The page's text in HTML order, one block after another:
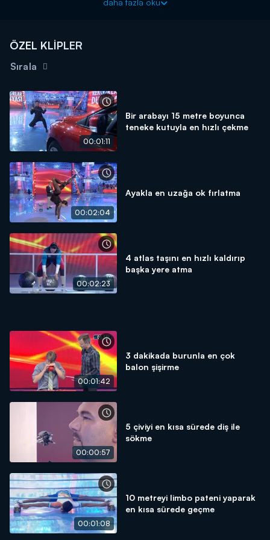
daha fazla oku
ÖZEL KLİPLER
Sırala
00:01:11
Bir arabayı 15 metre boyunca
teneke kutuyla en hızlı çekme
00:02:04
Ayakla en uzağa ok fırlatma
00:02:23
4 atlas taşını en hızlı kaldırıp
başka yere atma
00:01:42
3 dakikada burunla en çok
balon şişirme
00:00:57
5 çiviyi en kısa sürede diş ile
sökme
00:01:08
10 metreyi limbo pateni yaparak
en kısa sürede geçme